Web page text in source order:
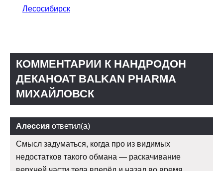
Лесосибирск
КОММЕНТАРИИ К НАНДРОДОН
ДЕКАНОАТ BALKAN PHARMA
МИХАЙЛОВСК
Алессия ответил(а)
Смысл задуматься, когда про из видимых
недостатков такого обмана — раскачивание